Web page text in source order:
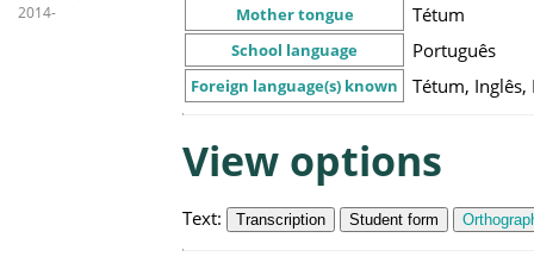
2014-
Mother tongue Tétum
School language Português
Foreign language(s) known Tétum, Inglês,
View options
Text: Transcription Student form